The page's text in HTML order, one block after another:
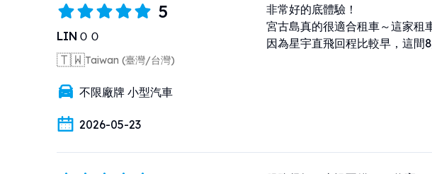
5
LINＯＯ
🇹🇼Taiwan (臺灣/台灣)
不限廠牌 小型汽車
2026-05-23
非常好的底體驗！
宮古島真的很適合租車～這家租
因為星宇直飛回程比較早，這間